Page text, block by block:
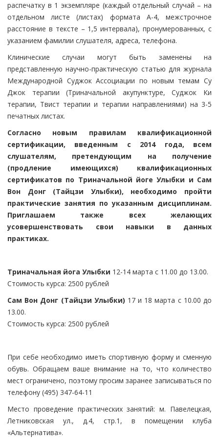
распечатку в 1 экземпляре (каждый отдельный случай – на
отдельном листе (листах) формата А-4, межстрочное
расстояние в тексте – 1,5 интервала), пронумерованных, с
указанием фамилии слушателя, адреса, телефона.
Клинические случаи могут быть заменены на
представленную научно-практическую статью для журнала
Международной Суджок Ассоциации по новым темам Су
Джок терапии (Триначальной акупунктуре, Суджок Ки
терапии, Твист терапии и терапии направлениями) на 3-5
печатных листах.
Согласно новым правилам квалификационной
сертификации, введенным с 2014 года, всем
слушателям, претендующим на получение
(продление имеющихся) квалификационных
сертификатов по Триначальной йоге Улыбки и Сам
Вон Донг (Тайцзи Улыбки), необходимо пройти
практические занятия по указанным дисциплинам.
Приглашаем также всех желающих
усовершенствовать свои навыки в данных
практиках.
Триначальная йога Улыбки 12-14 марта с 11.00 до 13.00.
Стоимость курса: 2500 рублей
Сам Вон Донг (Тайцзи Улыбки) 17 и 18 марта с 10.00 до
13.00.
Стоимость курса: 2500 рублей
При себе необходимо иметь спортивную форму и сменную
обувь. Обращаем ваше внимание на то, что количество
мест ограничено, поэтому просим заранее записываться по
телефону (495) 347-64-11
Место проведение практических занятий: м. Павелецкая,
Летниковская ул., д.4, стр.1, в помещении клуба
«Альтернатива».